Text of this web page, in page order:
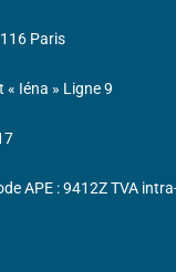
Paris
« Iéna » Ligne 9
APE : 9412Z TVA